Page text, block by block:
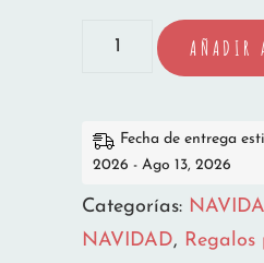
BABERO
NAVIDAD
NOEL
cantidad
AÑADIR
Fecha de entrega
2026 - Ago 13, 2026
Categorías:
NAVIDAD, Regalos